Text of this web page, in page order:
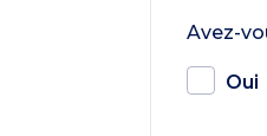
Avez-
Oui